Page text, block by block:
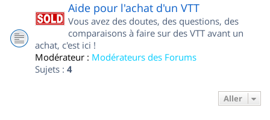
Aide pour l'achat d'un VTT
Vous avez des doutes, des questions, des
comparaisons à faire sur des VTT avant un
achat, c'est ici !
Modérateur : Modérateurs des Forums
Sujets : 4
Aller